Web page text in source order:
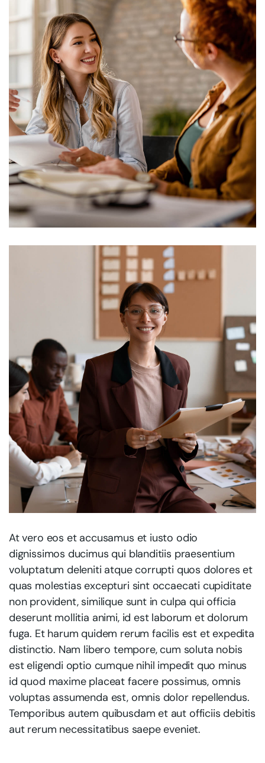
At vero eos et accusamus et iusto odio
dignissimos ducimus qui blanditiis praesentium
voluptatum deleniti atque corrupti quos dolores et
quas molestias excepturi sint occaecati cupiditate
non provident, similique sunt in culpa qui officia
deserunt mollitia animi, id est laborum et dolorum
fuga. Et harum quidem rerum facilis est et expedita
distinctio. Nam libero tempore, cum soluta nobis
est eligendi optio cumque nihil impedit quo minus
id quod maxime placeat facere possimus, omnis
voluptas assumenda est, omnis dolor repellendus.
Temporibus autem quibusdam et aut officiis debitis
aut rerum necessitatibus saepe eveniet.